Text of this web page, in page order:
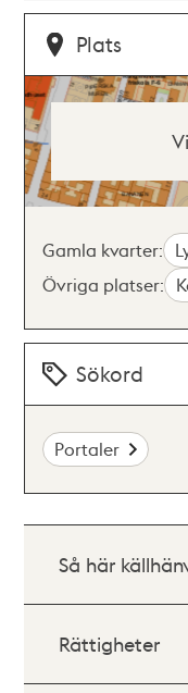
Plats
Gamla kvarter:
Övriga platser:
Sökord
Portaler
Så här
Rättigheter